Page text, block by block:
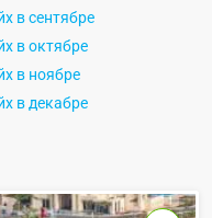
в сентябре
в октябре
в ноябре
в декабре